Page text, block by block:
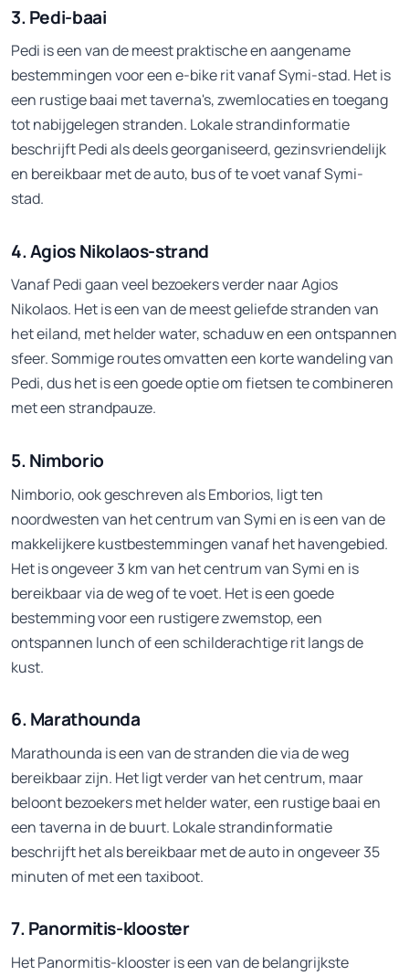
3. Pedi-baai
Pedi is een van de meest praktische en aangename
bestemmingen voor een e-bike rit vanaf Symi-stad. Het is
een rustige baai met taverna's, zwemlocaties en toegang
tot nabijgelegen stranden. Lokale strandinformatie
beschrijft Pedi als deels georganiseerd, gezinsvriendelijk
en bereikbaar met de auto, bus of te voet vanaf Symi-
stad.
4. Agios Nikolaos-strand
Vanaf Pedi gaan veel bezoekers verder naar Agios
Nikolaos. Het is een van de meest geliefde stranden van
het eiland, met helder water, schaduw en een ontspannen
sfeer. Sommige routes omvatten een korte wandeling van
Pedi, dus het is een goede optie om fietsen te combineren
met een strandpauze.
5. Nimborio
Nimborio, ook geschreven als Emborios, ligt ten
noordwesten van het centrum van Symi en is een van de
makkelijkere kustbestemmingen vanaf het havengebied.
Het is ongeveer 3 km van het centrum van Symi en is
bereikbaar via de weg of te voet. Het is een goede
bestemming voor een rustigere zwemstop, een
ontspannen lunch of een schilderachtige rit langs de
kust.
6. Marathounda
Marathounda is een van de stranden die via de weg
bereikbaar zijn. Het ligt verder van het centrum, maar
beloont bezoekers met helder water, een rustige baai en
een taverna in de buurt. Lokale strandinformatie
beschrijft het als bereikbaar met de auto in ongeveer 35
minuten of met een taxiboot.
7. Panormitis-klooster
Het Panormitis-klooster is een van de belangrijkste